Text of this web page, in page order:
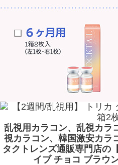
乱視用カラコン、乱視カラ
視カラコン、韓国激安カラ
タクトレンズ通販専門店の
イブ チョコ ブラウ